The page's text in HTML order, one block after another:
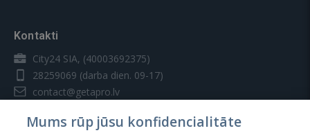
Kontakti
City24 SIA, (40003692375)
28259069 (darba dien. 09-17)
contact@getapro.lv
Mums rūp jūsu konfidencialitāte